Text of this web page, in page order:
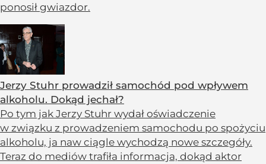
ponosił gwiazdor.
Jerzy Stuhr prowadził samochód pod wpływem
alkoholu. Dokąd jechał?
Po tym jak Jerzy Stuhr wydał oświadczenie
w związku z prowadzeniem samochodu po spożyciu
alkoholu, ja naw ciągle wychodzą nowe szczegóły.
Teraz do mediów trafiła informacja, dokąd aktor